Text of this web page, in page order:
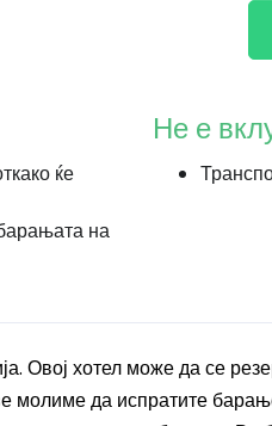
ќе
на
Не е
Овој хотел може да се
молиме да испратите